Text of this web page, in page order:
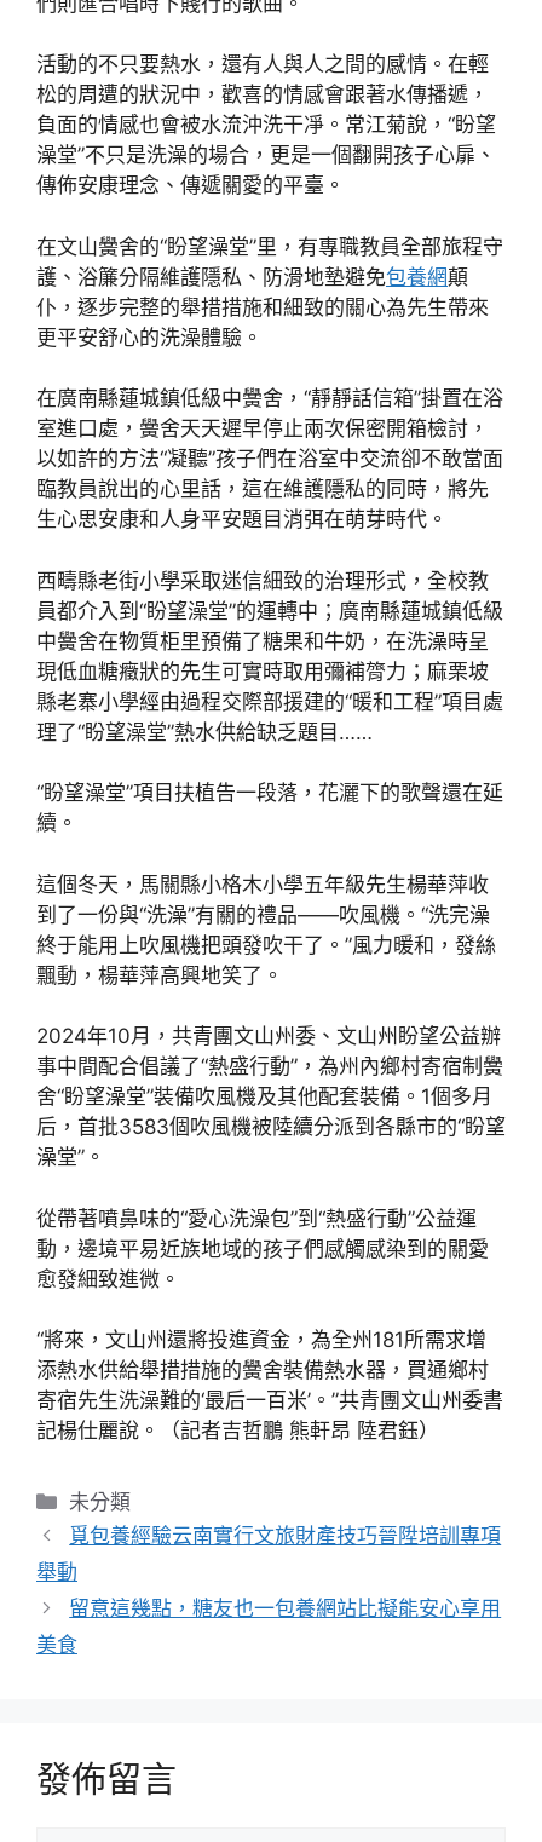
活動的不只要熱水，還有人與人之間的感情。在輕
松的周遭的狀況中，歡喜的情感會跟著水傳播遞，
負面的情感也會被水流沖洗干凈。常江菊說，“盼望
澡堂”不只是洗澡的場合，更是一個翻開孩子心扉、
傳佈安康理念、傳遞關愛的平臺。
在文山黌舍的“盼望澡堂”里，有專職教員全部旅程守
護、浴簾分隔維護隱私、防滑地墊避免包養網顛
仆，逐步完整的舉措措施和細致的關心為先生帶來
更平安舒心的洗澡體驗。
在廣南縣蓮城鎮低級中黌舍，“靜靜話信箱”掛置在浴
室進口處，黌舍天天遲早停止兩次保密開箱檢討，
以如許的方法“凝聽”孩子們在浴室中交流卻不敢當面
臨教員說出的心里話，這在維護隱私的同時，將先
生心思安康和人身平安題目消弭在萌芽時代。
西疇縣老街小學采取迷信細致的治理形式，全校教
員都介入到“盼望澡堂”的運轉中；廣南縣蓮城鎮低級
中黌舍在物質柜里預備了糖果和牛奶，在洗澡時呈
現低血糖癥狀的先生可實時取用彌補膂力；麻栗坡
縣老寨小學經由過程交際部援建的“暖和工程”項目處
理了“盼望澡堂”熱水供給缺乏題目……
“盼望澡堂”項目扶植告一段落，花灑下的歌聲還在延
續。
這個冬天，馬關縣小格木小學五年級先生楊華萍收
到了一份與“洗澡”有關的禮品——吹風機。“洗完澡
終于能用上吹風機把頭發吹干了。”風力暖和，發絲
飄動，楊華萍高興地笑了。
2024年10月，共青團文山州委、文山州盼望公益辦
事中間配合倡議了“熱盛行動”，為州內鄉村寄宿制黌
舍“盼望澡堂”裝備吹風機及其他配套裝備。1個多月
后，首批3583個吹風機被陸續分派到各縣市的“盼望
澡堂”。
從帶著噴鼻味的“愛心洗澡包”到“熱盛行動”公益運
動，邊境平易近族地域的孩子們感觸感染到的關愛
愈發細致進微。
“將來，文山州還將投進資金，為全州181所需求增
添熱水供給舉措措施的黌舍裝備熱水器，買通鄉村
寄宿先生洗澡難的‘最后一百米’。”共青團文山州委書
記楊仕麗說。（記者吉哲鵬 熊軒昂 陸君鈺）
分
類
未分類
覓包養經驗云南實行文旅財產技巧晉陞培訓專項
舉動
留意這幾點，糖友也一包養網站比擬能安心享用
美食
發佈留言